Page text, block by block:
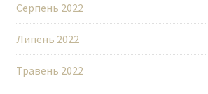
Серпень 2022
Липень 2022
Травень 2022